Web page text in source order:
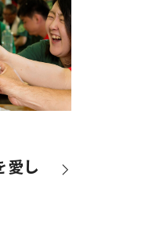
愛し